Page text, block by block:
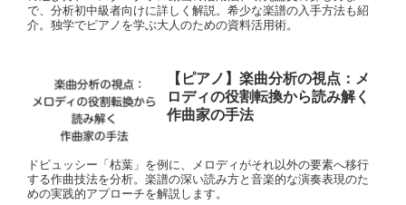
で、分析初中級者向けに詳しく解説。希少な楽譜の入手方法も紹
介。独学でピアノを学ぶ大人のための資料活用術。
【ピアノ】楽曲分析の視点：メ
ロディの役割転換から読み解く
作曲家の手法
ドビュッシー「枯葉」を例に、メロディがそれ以外の要素へ移行
する作曲技法を分析。楽譜の深い読み方と音楽的な演奏表現のた
めの実践的アプローチを解説します。